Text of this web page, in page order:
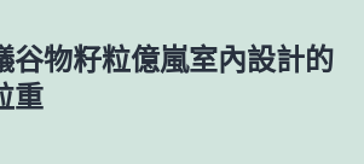
谷物籽粒億嵐室內設計的
重